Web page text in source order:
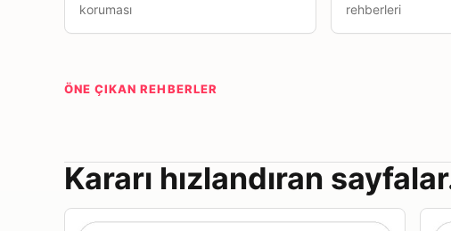
koruması
rehberleri
ÖNE ÇIKAN REHBERLER
Kararı hızlandıran